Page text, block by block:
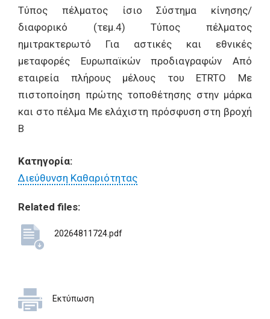
Τύπος πέλματος ίσιο Σύστημα κίνησης/
διαφορικό (τεμ.4) Τύπος πέλματος
ημιτρακτερωτό Για αστικές και εθνικές
μεταφορές Ευρωπαϊκών προδιαγραφών Από
εταιρεία πλήρους μέλους του ETRTO Με
πιστοποίηση πρώτης τοποθέτησης στην μάρκα
και στο πέλμα Με ελάχιστη πρόσφυση στη βροχή
Β
Κατηγορία:
Διεύθυνση Καθαριότητας
Related files:
20264811724.pdf
Εκτύπωση